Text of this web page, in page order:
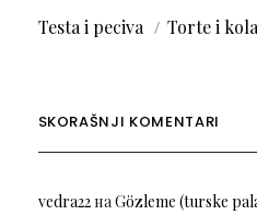
Testa i peciva
Torte i
SKORAŠNJI KOMENTARI
vedra22наGözleme (turske